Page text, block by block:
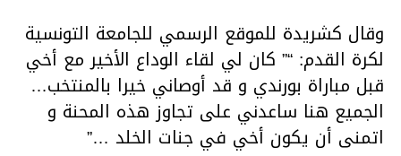
وقال كشريدة للموقع الرسمي للجامعة التونسية
لكرة القدم: “” كان لي لقاء الوداع الأخير مع أخي
قبل مباراة بورندي و قد أوصاني خيرا بالمنتخب…
الجميع هنا ساعدني على تجاوز هذه المحنة و
اتمنى أن يكون أخي في جنات الخلد …”